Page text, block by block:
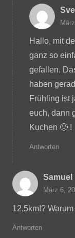
Hallo, mit
ganz so
gefallen.
haben
Frühling ist
euch, dann
Kuchen 🙂 !
Antworten
Samuel
März 6,
12,5km!?
Antworten